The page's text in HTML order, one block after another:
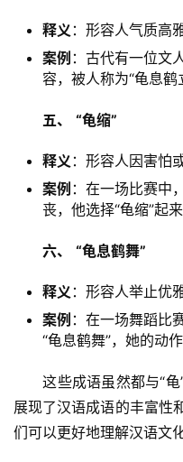
释义 ：形容人气质高
案例 ：古代有一位文
容，被人称为“龟息鹤
五、 “龟缩”
释义 ：形容人因害怕
案例 ：在一场比赛中
丧，他选择“龟缩”起
六、 “龟息鹤舞”
释义 ：形容人举止优
案例 ：在一场舞蹈比
“龟息鹤舞”，她的动
这些成语虽然都与“龟”
展现了汉语成语的丰富性
们可以更好地理解汉语文